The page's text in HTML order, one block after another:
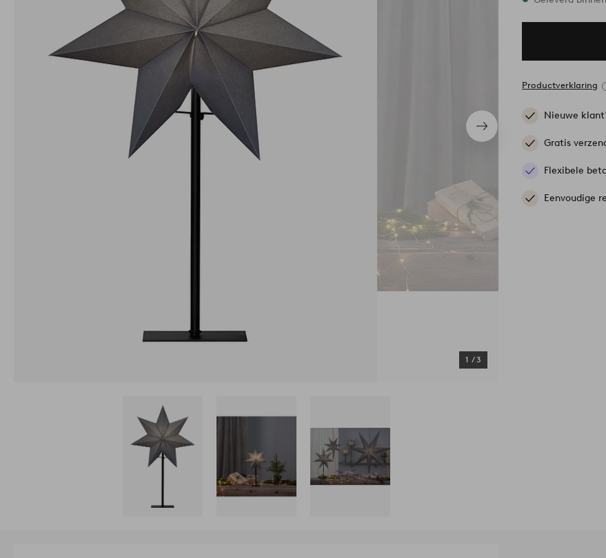
Volgend
item
1 /3
Productverklaring
Nieuwe
Gratis
Flexibele
Eenvoudige